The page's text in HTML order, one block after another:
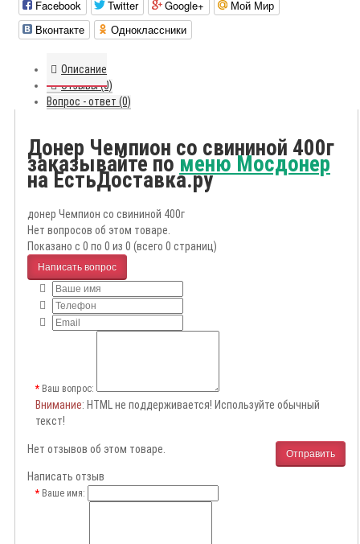
Facebook Twitter Google+
Мой Мир
Вконтакте
Одноклассники
Описание
Отзывы (0)
Вопрос - ответ (0)
Донер Чемпион со свининой 400г
заказывайте поменю Мосдонер
на ЕстьДоставка.ру
донер Чемпион со свининой 400г
Нет вопросов об этом товаре.
Показано с 0 по 0 из 0 (всего 0 страниц)
Написать вопрос
Ваш вопрос:
Внимание: HTML не поддерживается! Используйте обычный
текст!
Отправить
Нет отзывов об этом товаре.
Написать отзыв
Ваше имя: